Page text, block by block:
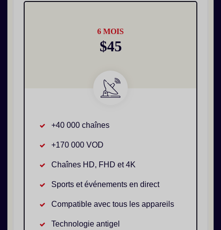
6 MOIS
$45
+40 000 chaînes
+170 000 VOD
Chaînes HD, FHD et 4K
Sports et événements en direct
Compatible avec tous les appareils
Technologie antigel